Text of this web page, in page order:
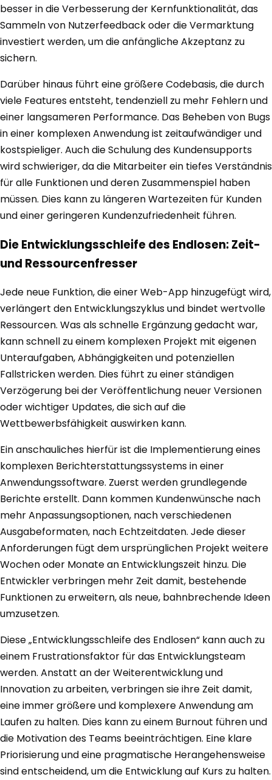
besser in die Verbesserung der Kernfunktionalität, das
Sammeln von Nutzerfeedback oder die Vermarktung
investiert werden, um die anfängliche Akzeptanz zu
sichern.
Darüber hinaus führt eine größere Codebasis, die durch
viele Features entsteht, tendenziell zu mehr Fehlern und
einer langsameren Performance. Das Beheben von Bugs
in einer komplexen Anwendung ist zeitaufwändiger und
kostspieliger. Auch die Schulung des Kundensupports
wird schwieriger, da die Mitarbeiter ein tiefes Verständnis
für alle Funktionen und deren Zusammenspiel haben
müssen. Dies kann zu längeren Wartezeiten für Kunden
und einer geringeren Kundenzufriedenheit führen.
Die Entwicklungsschleife des Endlosen: Zeit-
und Ressourcenfresser
Jede neue Funktion, die einer Web-App hinzugefügt wird,
verlängert den Entwicklungszyklus und bindet wertvolle
Ressourcen. Was als schnelle Ergänzung gedacht war,
kann schnell zu einem komplexen Projekt mit eigenen
Unteraufgaben, Abhängigkeiten und potenziellen
Fallstricken werden. Dies führt zu einer ständigen
Verzögerung bei der Veröffentlichung neuer Versionen
oder wichtiger Updates, die sich auf die
Wettbewerbsfähigkeit auswirken kann.
Ein anschauliches hierfür ist die Implementierung eines
komplexen Berichterstattungssystems in einer
Anwendungssoftware. Zuerst werden grundlegende
Berichte erstellt. Dann kommen Kundenwünsche nach
mehr Anpassungsoptionen, nach verschiedenen
Ausgabeformaten, nach Echtzeitdaten. Jede dieser
Anforderungen fügt dem ursprünglichen Projekt weitere
Wochen oder Monate an Entwicklungszeit hinzu. Die
Entwickler verbringen mehr Zeit damit, bestehende
Funktionen zu erweitern, als neue, bahnbrechende Ideen
umzusetzen.
Diese „Entwicklungsschleife des Endlosen“ kann auch zu
einem Frustrationsfaktor für das Entwicklungsteam
werden. Anstatt an der Weiterentwicklung und
Innovation zu arbeiten, verbringen sie ihre Zeit damit,
eine immer größere und komplexere Anwendung am
Laufen zu halten. Dies kann zu einem Burnout führen und
die Motivation des Teams beeinträchtigen. Eine klare
Priorisierung und eine pragmatische Herangehensweise
sind entscheidend, um die Entwicklung auf Kurs zu halten.